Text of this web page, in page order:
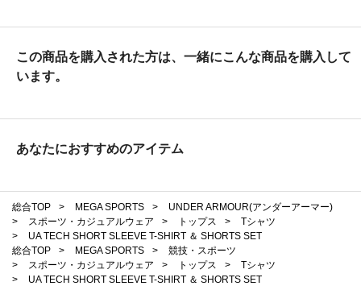
この商品を購入された方は、一緒にこんな商品を購入して
います。
あなたにおすすめのアイテム
総合TOP > MEGA SPORTS >
UNDER ARMOUR(アンダーアーマー)
>
スポーツ・カジュアルウェア > トップス >
Tシャツ
>
UA TECH SHORT SLEEVE T-SHIRT ＆ SHORTS SET
総合TOP
> MEGA SPORTS >
競技・スポーツ
>
スポーツ・カジュアルウェア > トップス >
Tシャツ
>
UA TECH SHORT SLEEVE T-SHIRT ＆ SHORTS SET